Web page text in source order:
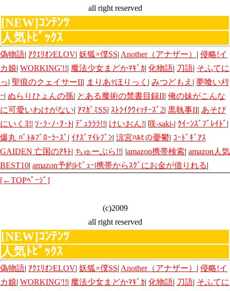
all right reserved
[NEW]ｺﾝﾃﾝﾂ
人気ﾄﾋﾟｯｸｽ
偽物語| ｱｸｴﾘｵﾝELOV| 妖狐×僕SS| Another（アナザー） | 侵略!イ
カ娘| WORKING'!!| 魔法少女まどかﾏｷﾞｶ| 化物語| 刀語| そふてに
っ| 聖痕のクェイサーII| まりあ†ほりっく | みつどもえ | 夢喰いﾒﾘ
ｰ| ぬらりひょんの孫| とある魔術の禁書目録II| 俺の妹がこんな
に可愛いわけがない| ｱﾏｶﾞﾐSS| ｽﾄﾗｲｸｳｨｯﾁｰｽﾞ2| 黒執事II| あそび
にいくﾖ!| ｿ･ﾗ･ﾉ･ｦ･ﾄ| ﾃﾞｭﾗﾗﾗ!!| けいおん!| 咲-saki-| ｸｲｰﾝｽﾞﾌﾞﾚｲﾄﾞ |
爆丸 ﾊﾞﾄﾙﾌﾞﾛｰﾗｰｽﾞ | ｲﾅｽﾞﾏｲﾚﾌﾞﾝ| 涼宮ﾊﾙﾋの憂鬱| ｺｰﾄﾞｷﾞｱｽ
GAIDEN 亡国のｱｷﾄ| ちゅーぶら!!| |amazon携帯検索| amazon人気
BEST10| amazon予約ﾚﾋﾞｭｰ|携帯からｽｸﾞにお金が借りれる|
[←TOPﾍﾟｰｼﾞ]
(c)2009
all right reserved
[NEW]ｺﾝﾃﾝﾂ
人気ﾄﾋﾟｯｸｽ
偽物語| ｱｸｴﾘｵﾝELOV| 妖狐×僕SS| Another（アナザー） | 侵略!イ
カ娘| WORKING'!!| 魔法少女まどかﾏｷﾞｶ| 化物語| 刀語| そふてに